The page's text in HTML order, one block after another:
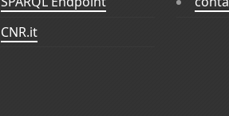
CNR.it